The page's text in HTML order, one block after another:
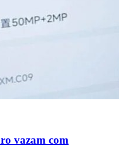
vazam com